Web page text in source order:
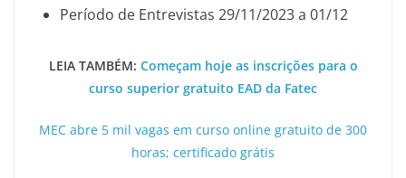
Período de Entrevistas 29/11/2023 a 01/12
LEIA TAMBÉM: Começam hoje as inscrições para o
curso superior gratuito EAD da Fatec
MEC abre 5 mil vagas em curso online gratuito de 300
horas; certificado grátis